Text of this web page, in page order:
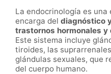
La endocrinología es una
encarga del diagnóstico
trastornos hormonales
Este sistema incluye
tiroides, las
glándulas sexuales, que
del cuerpo humano.